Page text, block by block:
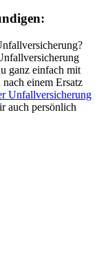
ganz einfach mit
einem Ersatz
Unfallversicherung
auch persönlich